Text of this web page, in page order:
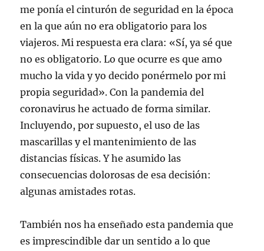
me ponía el cinturón de seguridad en la época
en la que aún no era obligatorio para los
viajeros. Mi respuesta era clara: «Sí, ya sé que
no es obligatorio. Lo que ocurre es que amo
mucho la vida y yo decido ponérmelo por mi
propia seguridad». Con la pandemia del
coronavirus he actuado de forma similar.
Incluyendo, por supuesto, el uso de las
mascarillas y el mantenimiento de las
distancias físicas. Y he asumido las
consecuencias dolorosas de esa decisión:
algunas amistades rotas.
También nos ha enseñado esta pandemia que
es imprescindible dar un sentido a lo que